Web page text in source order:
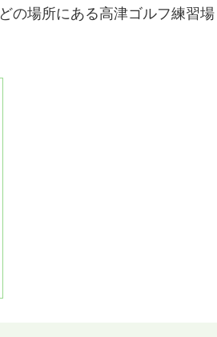
の場所にある高津ゴルフ練習場